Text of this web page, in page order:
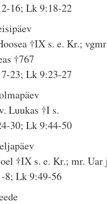
16; Lk 9:18-22
†IX s. e. Kr.;
†767
23; Lk 9:23-27
Luukas †I s.
30; Lk 9:44-50
†IX s. e. Kr.; mr. Uar
8; Lk 9:49-56